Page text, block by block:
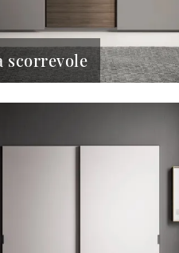
scorrevole